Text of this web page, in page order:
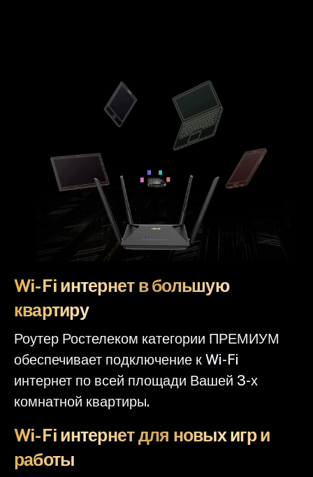
Wi-Fi интернет в большую
квартиру
Роутер Ростелеком категории ПРЕМИУМ
обеспечивает подключение к Wi-Fi
интернет по всей площади Вашей 3-х
комнатной квартиры.
Wi-Fi интернет для новых игр и
работы